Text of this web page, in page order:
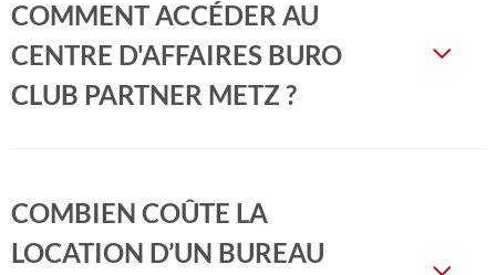
COMMENT ACCÉDER AU
CENTRE D'AFFAIRES BURO
CLUB PARTNER METZ ?
COMBIEN COÛTE LA
LOCATION D’UN BUREAU